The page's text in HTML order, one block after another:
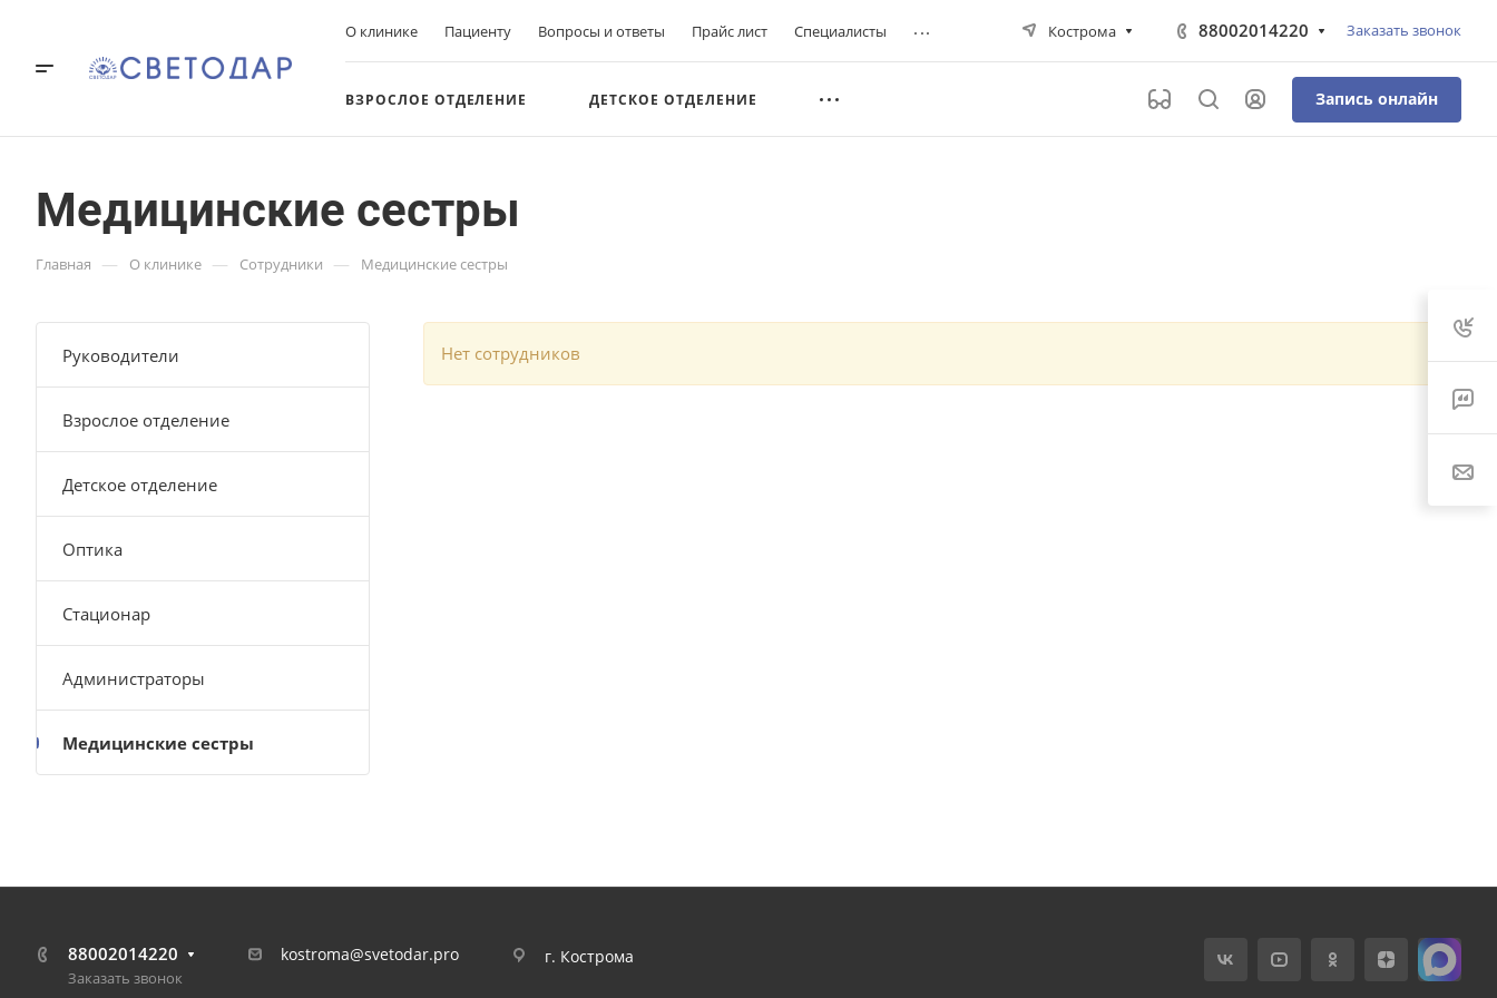
О клинике Пациенту Вопросы и ответы Прайс лист Специалисты ... Кострома 88002014220 Заказать звонок
ВЗРОСЛОЕ ОТДЕЛЕНИЕ ДЕТСКОЕ ОТДЕЛЕНИЕ Запись онлайн
Медицинские сестры
Главная — О клинике — Сотрудники — Медицинские сестры
Нет сотрудников
Руководители
Взрослое отделение
Детское отделение
Оптика
Стационар
Администраторы
Медицинские сестры
88002014220
Заказать звонок
kostroma@svetodar.pro г. Кострома